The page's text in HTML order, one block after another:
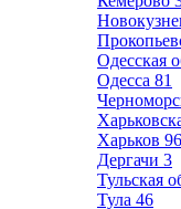
Одесская
Одесса 81
Харьков 96
Дергачи 3
Тульская
Тула 46